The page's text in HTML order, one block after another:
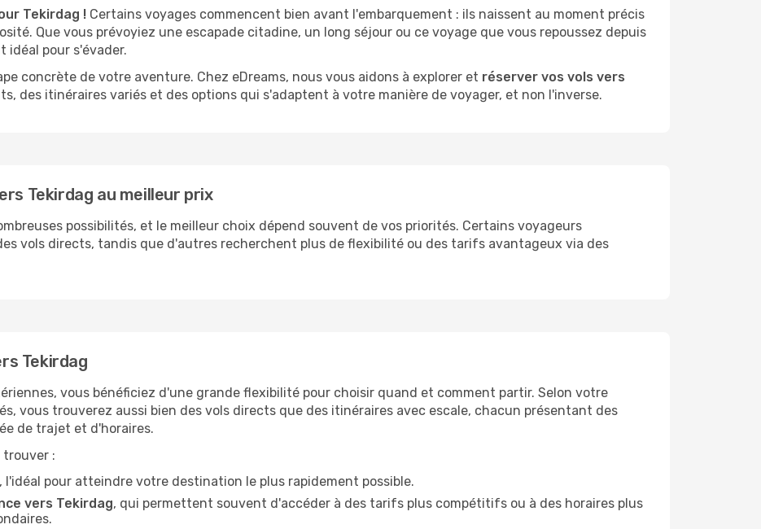
Tekirdag ! Certains voyages commencent bien avant l'embarquement : ils naissent au moment précis
Que vous prévoyiez une escapade citadine, un long séjour ou ce voyage que vous repoussez depuis
idéal pour s'évader.
concrète de votre aventure. Chez eDreams, nous vous aidons à explorer et réserver vos vols vers
des itinéraires variés et des options qui s'adaptent à votre manière de voyager, et non l'inverse.
Tekirdag au meilleur prix
possibilités, et le meilleur choix dépend souvent de vos priorités. Certains voyageurs
vols directs, tandis que d'autres recherchent plus de flexibilité ou des tarifs avantageux via des
Tekirdag
vous bénéficiez d'une grande flexibilité pour choisir quand et comment partir. Selon votre
vous trouverez aussi bien des vols directs que des itinéraires avec escale, chacun présentant des
de trajet et d'horaires.
trouver :
, l'idéal pour atteindre votre destination le plus rapidement possible.
vers Tekirdag, qui permettent souvent d'accéder à des tarifs plus compétitifs ou à des horaires plus